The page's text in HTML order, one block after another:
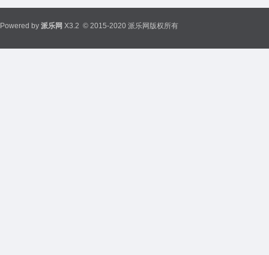
Powered by 派乐网 X3.2 © 2015-2020 派乐网版权所有